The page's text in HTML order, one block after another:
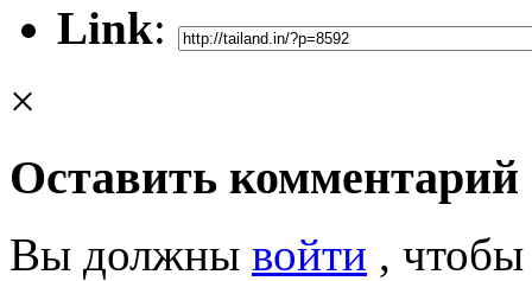
Link:
×
Оставить комментарий
Вы должны войти ,